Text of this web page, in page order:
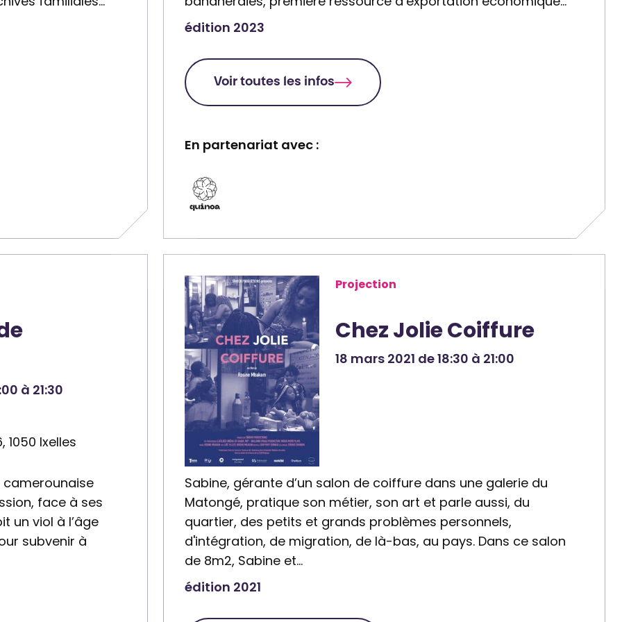
b
lédition 2023
Voir toutes les infos
En partenariat avec :
t
e
n
a
r
e
:
Q
u
i
o
a
a
s
b
l
à 21:30
1050 Ixelles
camerounaise
face à ses
un viol à l’âge
subvenir à
Projection
Chez Jolie Coiffure
18 mars 2021 de 18:30 à 21:00
Sabine, gérante d’un salon de coiffure dans une galerie du
Matongé, pratique son métier, son art et parle aussi, du
quartier, des petits et grands problèmes personnels,
d'intégration, de migration, de là-bas, au pays. Dans ce salon
de 8m2, Sabine et…
édition 2021